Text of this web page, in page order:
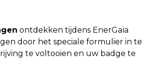
ontdekken tijdens EnerGaïa
door het speciale formulier in te
te voltooien en uw badge te